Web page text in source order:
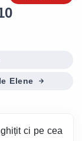
Elene
ci pe cea